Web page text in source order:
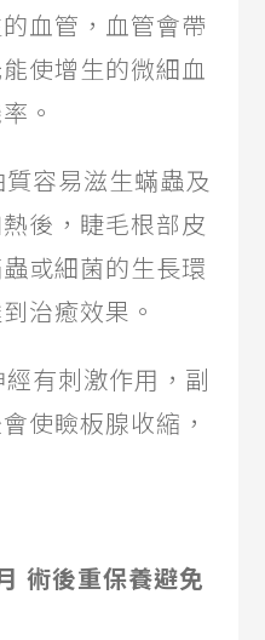
血管，血管會帶
使增生的微細血
。
容易滋生蟎蟲及
後，睫毛根部皮
或細菌的生長環
治癒效果。
有刺激作用，副
使瞼板腺收縮，
術後重保養避免